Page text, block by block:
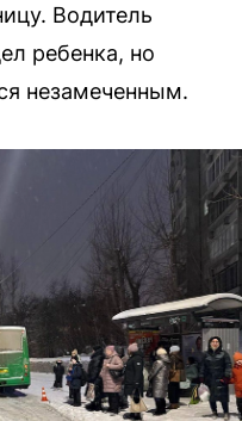
Водитель
ребенка, но
незамеченным.